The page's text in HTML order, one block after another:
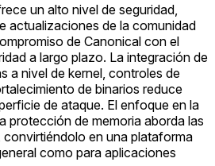
un alto nivel de seguridad,
actualizaciones de la comunidad
de Canonical con el
a largo plazo. La integración de
a nivel de kernel, controles de
de binarios reduce
de ataque. El enfoque en la
protección de memoria aborda las
en una plataforma
como para aplicaciones